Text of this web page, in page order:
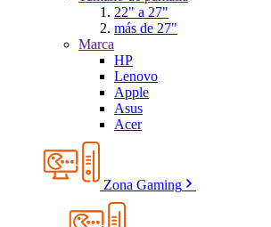
22" a 27"
más de 27"
Marca
HP
Lenovo
Apple
Asus
Acer
Zona Gaming